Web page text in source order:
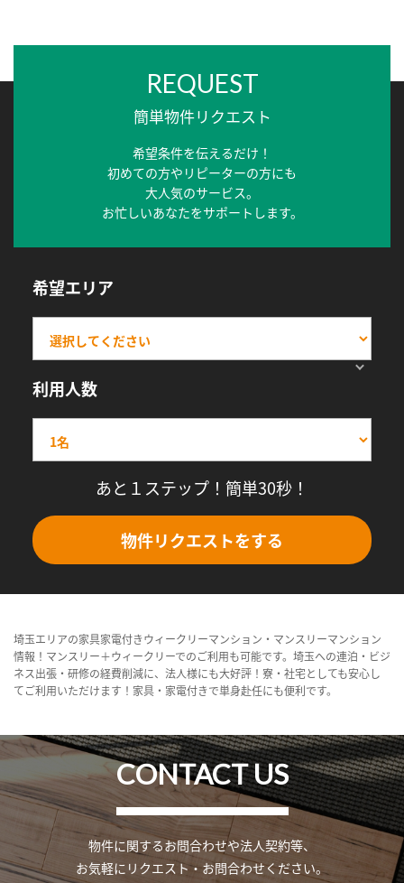
REQUEST
簡単物件リクエスト
希望条件を伝えるだけ！
初めての方やリピーターの方にも
大人気のサービス。
お忙しいあなたをサポートします。
希望エリア
利用人数
あと１ステップ！簡単30秒！
物件リクエストをする
埼玉エリアの家具家電付きウィークリーマンション・マンスリーマンション
情報！マンスリー＋ウィークリーでのご利用も可能です。埼玉への連泊・ビジ
ネス出張・研修の経費削減に、法人様にも大好評！寮・社宅としても安心し
てご利用いただけます！家具・家電付きで単身赴任にも便利です。
CONTACT US
物件に関するお問合わせや法人契約等、
お気軽にリクエスト・お問合わせください。